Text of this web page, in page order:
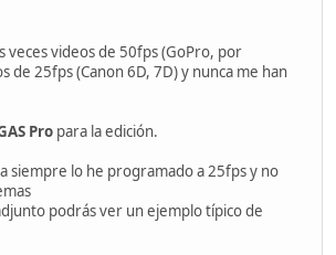
veces videos de 50fps (GoPro, por
de 25fps (Canon 6D, 7D) y nunca me han
Pro para la edición.
siempre lo he programado a 25fps y no
podrás ver un ejemplo típico de